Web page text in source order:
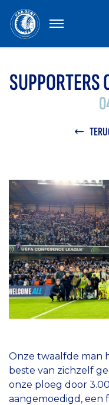
MENU
SUPPORTERS
Onze twaalfde man
beste van zichzelf
onze ploeg door
aangemoedigd, een